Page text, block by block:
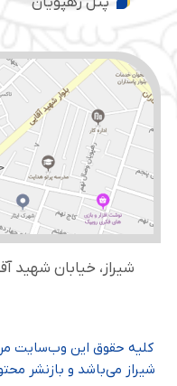
شیراز، خیابان شهید
کلیه حقوق این وب‌سایت
شیراز می‌باشد و بازنشر